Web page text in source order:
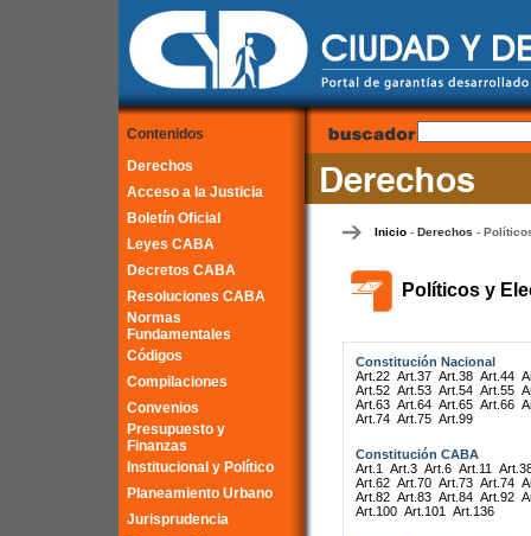
Contenidos
Derechos
Acceso a la Justicia
Boletín Oficial
Leyes CABA
Decretos CABA
Resoluciones CABA
Normas
Fundamentales
Códigos
Compilaciones
Convenios
Presupuesto y
Finanzas
Institucional y Político
Planeamiento Urbano
Jurisprudencia
Inicio- Derechos -
Políticos y
Constitución Nacional
Art.22 Art.37 Art.38 Art.44
Art.52 Art.53 Art.54 Art.55
Art.63 Art.64 Art.65 Art.66
Art.74 Art.75 Art.99
Constitución CABA
Art.1
Art.3 Art.6 Art.11
Art.62 Art.70 Art.73 Art.74
Art.82 Art.83 Art.84 Art.92
Art.100 Art.101 Art.136